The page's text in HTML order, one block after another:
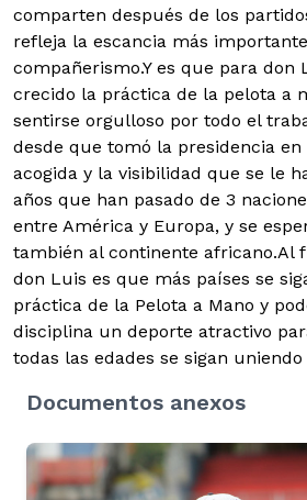
comparten después de los
refleja la escancia más
compañerismo.Y es que para don
crecido la práctica de la pelota a
sentirse orgulloso por todo el
desde que tomó la presidencia en
acogida y la visibilidad que se le
años que han pasado de 3
entre América y Europa, y se
también al continente africano.Al
don Luis es que más países se
práctica de la Pelota a Mano y
disciplina un deporte atractivo
todas las edades se sigan
Documentos anexos